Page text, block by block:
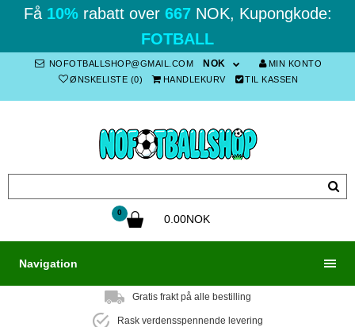
Få 10%rabatt over 667NOK, Kupongkode:
FOTBALL
NOFOTBALLSHOP@GMAIL.COM NOK
MIN KONTO
ØNSKELISTE (0)
HANDLEKURV TIL KASSEN
0
0.00NOK
Navigation
Gratis frakt på alle bestilling
Rask verdensspennende levering